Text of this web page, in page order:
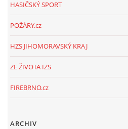
HASIČSKÝ SPORT
POŽÁRY.cz
HZS JIHOMORAVSKÝ KRAJ
ZE ŽIVOTA IZS
FIREBRNO.cz
ARCHIV